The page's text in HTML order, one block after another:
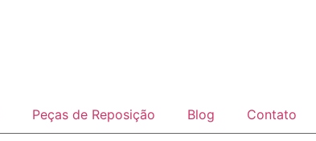
Peças de Reposição Blog Contato